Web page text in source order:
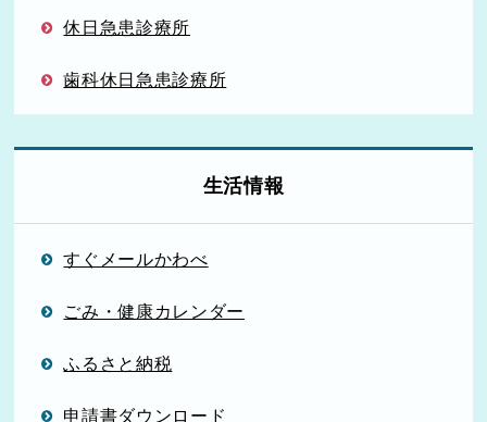
休日急患診療所
歯科休日急患診療所
生活情報
すぐメールかわべ
ごみ・健康カレンダー
ふるさと納税
申請書ダウンロード